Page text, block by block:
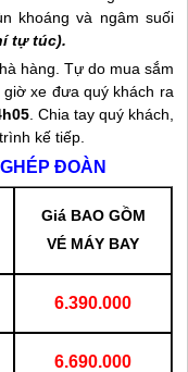
khoáng và ngâm suối
tự túc).
hàng. Tự do mua sắm
xe đưa quý khách ra
. Chia tay quý khách,
kế tiếp.
ĐOÀN
Giá BAO GỒM
VÉ MÁY BAY
6.390.000
6.690.000